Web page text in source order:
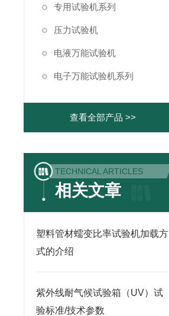
专用试验机系列
压力试验机
电液万能试验机
电子万能试验机系列
查看全部产品 >>
TECHNICAL ARTICLES
相关文章
塑料管材蠕变比率试验机加载方
式的介绍
紫外线耐气候试验箱（UV）试
验标准/技术参数